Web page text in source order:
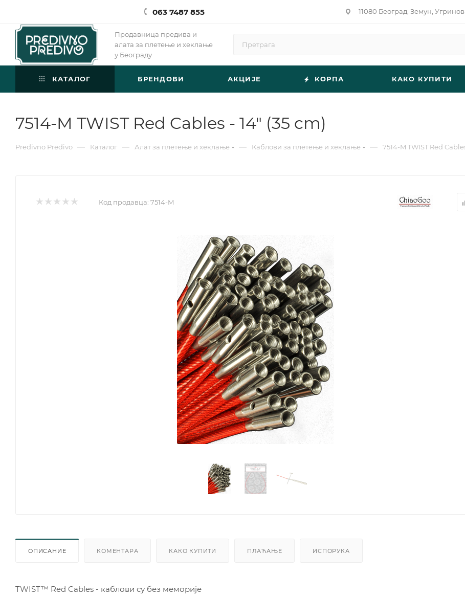
063 7487 855 11080 Београд, Земун,
Продавница предива и
алата за плетење и хеклање
у Београду
КАТАЛОГ БРЕНДОВИ АКЦИЈЕ КОРПА КАКО КУПИТИ
7514-M TWIST Red Cables - 14" (35 cm)
Predivno Predivo — Каталог — Алат за плетење и хеклање — Каблови за плетење и хеклање — 7514-M TWIST Red
Код продавца: 7514-M
ОПИСАНИЕ КОМЕНТАРА КАКО КУПИТИ ПЛАЋАЊЕ ИСПОРУКА
TWIST™ Red Cables - каблови су без меморије